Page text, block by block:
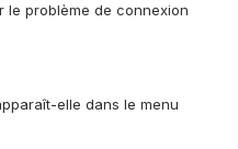
le problème de connexion
elle dans le menu